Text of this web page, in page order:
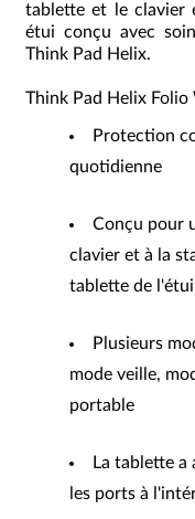
tablette et le clavier
étui conçu avec
Think Pad Helix.
Think Pad Helix
Protection
quotidienne
Conçu pour
clavier et à la
tablette de l'étui
Plusieurs
mode veille,
portable
La tablette a
les ports à